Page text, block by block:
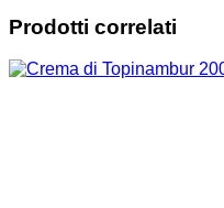
Prodotti correlati